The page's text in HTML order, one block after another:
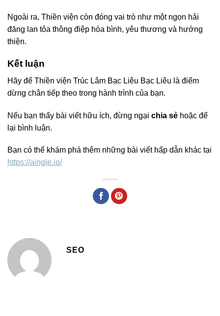
Ngoài ra, Thiền viện còn đóng vai trò như một ngọn hải
đăng lan tỏa thông điệp hòa bình, yêu thương và hướng
thiện.
Kết luận
Hãy để Thiền viện Trúc Lâm Bạc Liêu Bạc Liêu là điểm
dừng chân tiếp theo trong hành trình của bạn.
Nếu bạn thấy bài viết hữu ích, đừng ngại chia sẻ hoặc để
lại bình luận.
Bạn có thể khám phá thêm những bài viết hấp dẫn khác tại
https://aingle.io/
SEO